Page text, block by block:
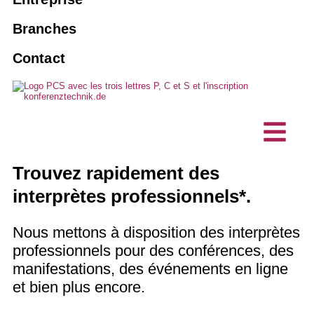
Réserver un interprète
Installations de guidage de personnes
Postes d'interphonie / Microphones
de table
10 bonnes raisons de choisir PCS
Vision, durabilité
Projets, références
Actualités
Branches
Associations et clubs
Entreprises économiques
Sociétés informatiques
Contact
Trouvez rapidement des
interprètes professionnels*.
Nous mettons à disposition des interprètes
professionnels pour des conférences, des
manifestations, des événements en ligne
et bien plus encore.